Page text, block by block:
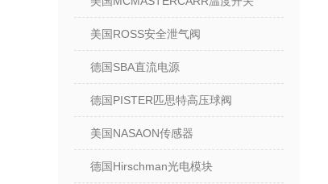
美国ROSS安全泄气阀
德国SBA直流电源
德国PISTER匹思特高压球阀
美国NASAON传感器
德国Hirschman光电模块